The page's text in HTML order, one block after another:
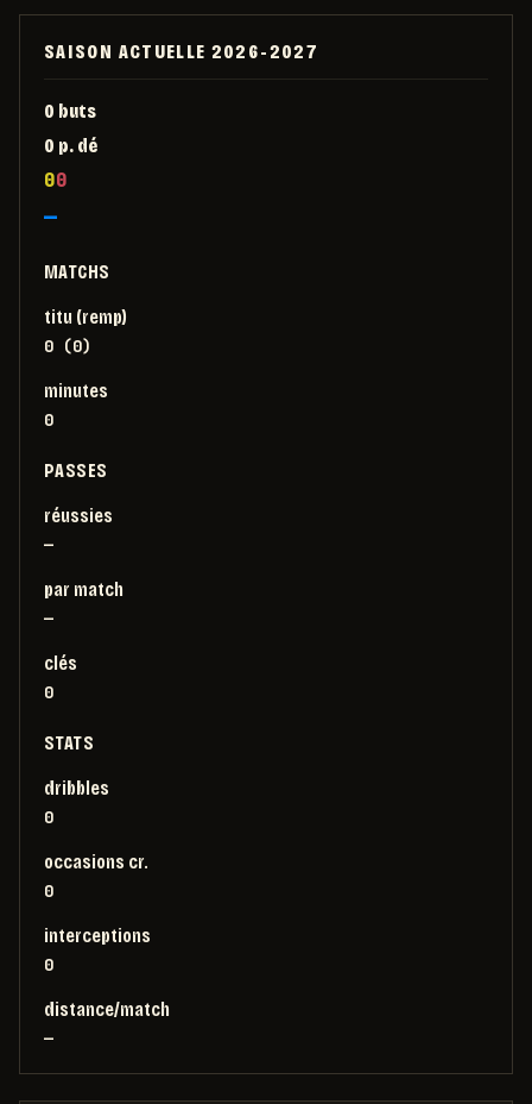
SAISON ACTUELLE 2026-2027
0 buts
0 p. dé
00
—
MATCHS
titu (remp)
0 (0)
minutes
0
PASSES
réussies
—
par match
—
clés
0
STATS
dribbles
0
occasions cr.
0
interceptions
0
distance/match
—